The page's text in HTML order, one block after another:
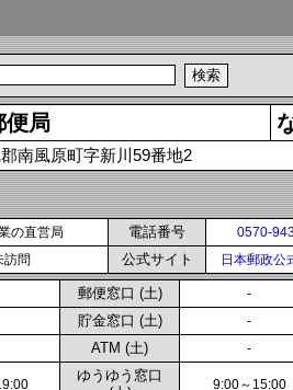
便局
南風原町字新川59番地2
の直営局 電話番号 0570-
訪問 公式サイト 日本郵政公
郵便窓口 (土) -
貯金窓口 (土) -
ATM (土) -
ゆうゆう窓口
9:00～15:00